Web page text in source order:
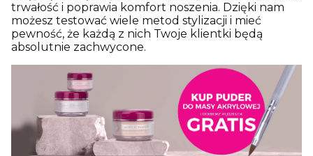
trwałość i poprawia komfort noszenia. Dzięki nam
możesz testować wiele metod stylizacji i mieć
pewność, że każdą z nich Twoje klientki będą
absolutnie zachwycone.